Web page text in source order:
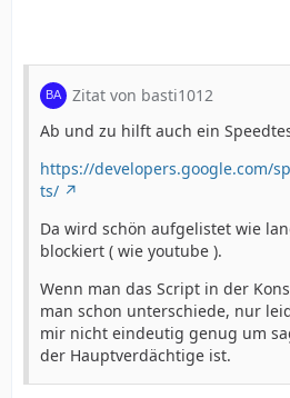
Zitat von basti1012
Ab und zu hilft auch ein
https://developers.google.com/
ts/
Da wird schön aufgelistet wie
blockiert ( wie youtube ).
Wenn man das Script in der
man schon unterschiede, nur
mir nicht eindeutig genug um
der Hauptverdächtige ist.